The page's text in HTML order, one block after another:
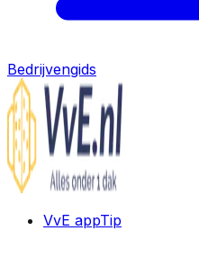
Bedrijvengids
VvE appTip